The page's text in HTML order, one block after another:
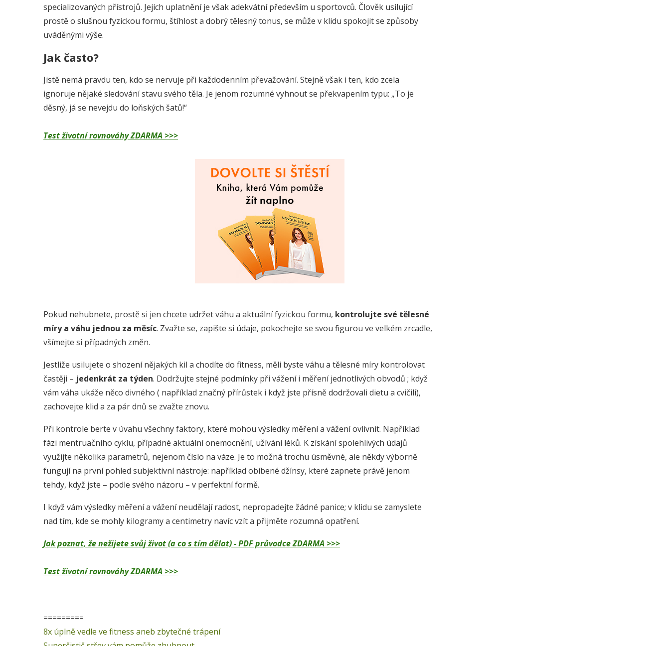
specializovaných přístrojů. Jejich uplatnění je však adekvátní především u sportovců. Člověk usilující
prostě o slušnou fyzickou formu, štíhlost a dobrý tělesný tonus, se může v klidu spokojit se způsoby
uváděnými výše.
Jak často?
Jistě nemá pravdu ten, kdo se nervuje při každodenním převažování. Stejně však i ten, kdo zcela
ignoruje nějaké sledování stavu svého těla. Je jenom rozumné vyhnout se překvapením typu: „To je
děsný, já se nevejdu do loňských šatů!“
Test životní rovnováhy ZDARMA >>>
Pokud nehubnete, prostě si jen chcete udržet váhu a aktuální fyzickou formu, kontrolujte své tělesné
míry a váhu jednou za měsíc. Zvažte se, zapište si údaje, pokochejte se svou figurou ve velkém zrcadle,
všímejte si případných změn.
Jestliže usilujete o shození nějakých kil a chodíte do fitness, měli byste váhu a tělesné míry kontrolovat
častěji – jedenkrát za týden. Dodržujte stejné podmínky při vážení i měření jednotlivých obvodů ; když
vám váha ukáže něco divného ( například značný přírůstek i když jste přísně dodržovali dietu a cvičili),
zachovejte klid a za pár dnů se zvažte znovu.
Při kontrole berte v úvahu všechny faktory, které mohou výsledky měření a vážení ovlivnit. Například
fázi mentruačního cyklu, případné aktuální onemocnění, užívání léků. K získání spolehlivých údajů
využijte několika parametrů, nejenom číslo na váze. Je to možná trochu úsměvné, ale někdy výborně
fungují na první pohled subjektivní nástroje: například obíbené džínsy, které zapnete právě jenom
tehdy, když jste – podle svého názoru – v perfektní formě.
I když vám výsledky měření a vážení neudělají radost, nepropadejte žádné panice; v klidu se zamyslete
nad tím, kde se mohly kilogramy a centimetry navíc vzít a přijměte rozumná opatření.
Jak poznat, že nežijete svůj život (a co s tím dělat) - PDF průvodce ZDARMA >>>
Test životní rovnováhy ZDARMA >>>
=========
8x úplně vedle ve fitness aneb zbytečné trápení